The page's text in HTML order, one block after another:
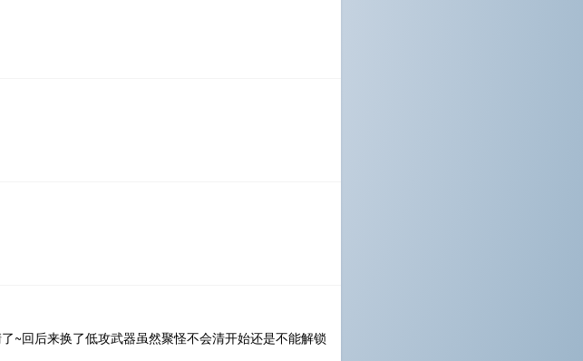
~回后来换了低攻武器虽然聚怪不会清开始还是不能解锁